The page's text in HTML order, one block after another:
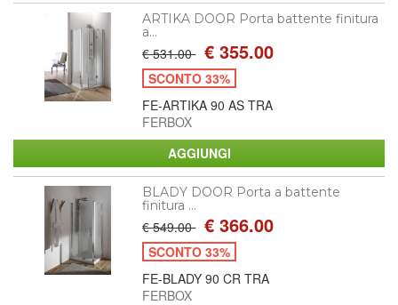
ARTIKA DOOR Porta battente finitura
a...
€ 531.00 € 355.00
SCONTO 33%
FE-ARTIKA 90 AS TRA
FERBOX
BLADY DOOR Porta a battente
finitura ...
€ 549.00 € 366.00
SCONTO 33%
FE-BLADY 90 CR TRA
FERBOX